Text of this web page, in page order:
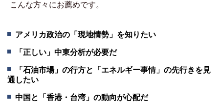
こんな方々にお薦めです。
アメリカ政治の「現地情勢」を知りたい
「正しい」中東分析が必要だ
「石油市場」の行方と「エネルギー事情」の先行きを見
通したい
中国と「香港・台湾」の動向が心配だ